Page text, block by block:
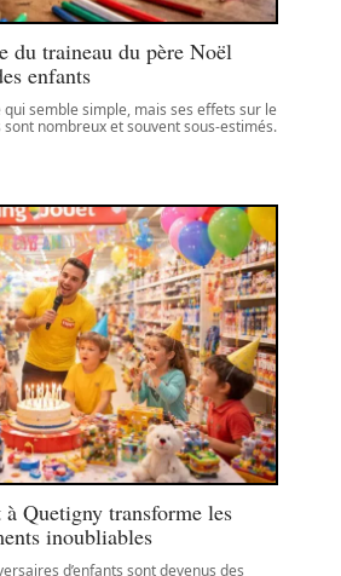
du traineau du père Noël
enfants
semble simple, mais ses effets sur le
nombreux et souvent sous-estimés.
Quetigny transforme les
inoubliables
d’enfants sont devenus des